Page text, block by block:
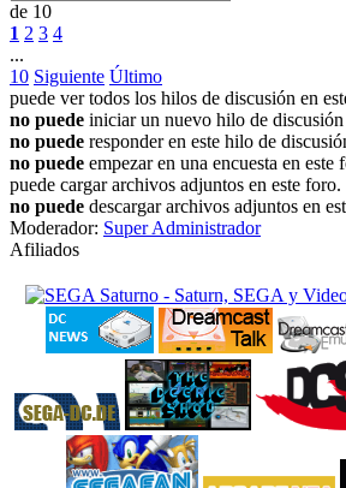
de 10
1 2 3 4
...
10 Siguiente Último
puede ver todos los hilos de discusión en
no puede iniciar un nuevo hilo de discusión
no puede responder en este hilo de
no puede empezar en una encuesta en este
puede cargar archivos adjuntos en este foro.
no puede descargar archivos adjuntos en
Moderador: Super Administrador
Afiliados